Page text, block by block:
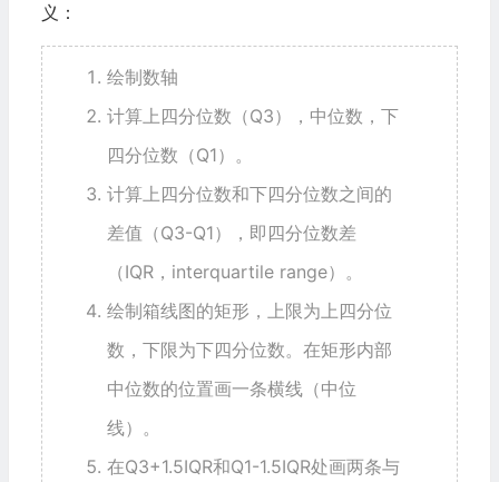
义：
绘制数轴
计算上四分位数（Q3），中位数，下
四分位数（Q1）。
计算上四分位数和下四分位数之间的
差值（Q3-Q1），即四分位数差
（IQR，interquartile range）。
绘制箱线图的矩形，上限为上四分位
数，下限为下四分位数。在矩形内部
中位数的位置画一条横线（中位
线）。
在Q3+1.5IQR和Q1-1.5IQR处画两条与